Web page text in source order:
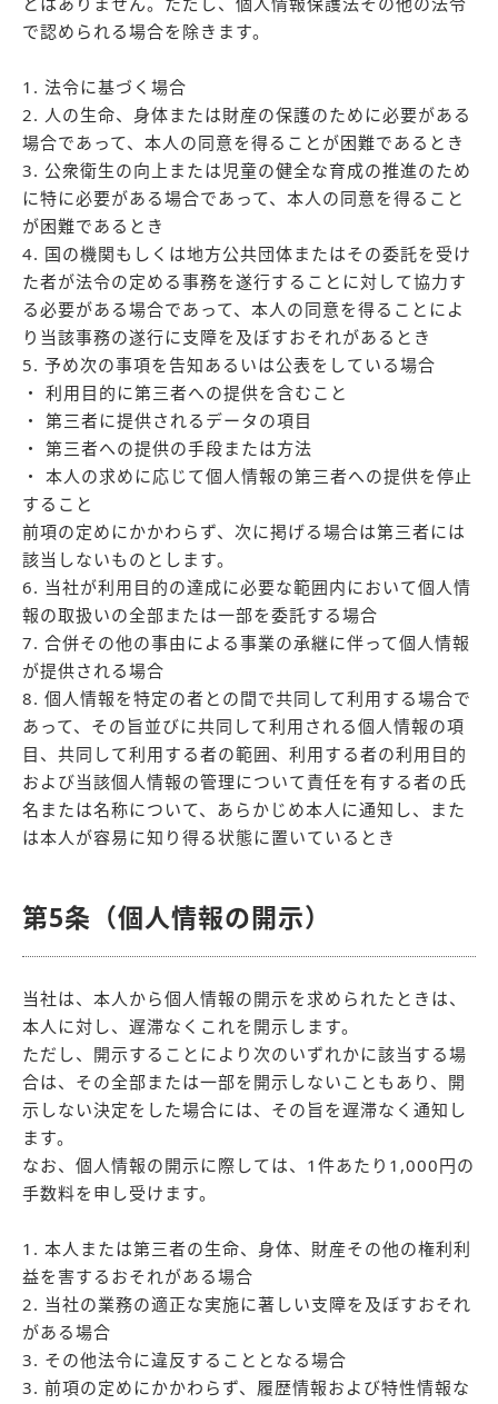
で認められる場合を除きます。
1. 法令に基づく場合
2. 人の生命、身体または財産の保護のために必要がある
場合であって、本人の同意を得ることが困難であるとき
3. 公衆衛生の向上または児童の健全な育成の推進のため
に特に必要がある場合であって、本人の同意を得ること
が困難であるとき
4. 国の機関もしくは地方公共団体またはその委託を受け
た者が法令の定める事務を遂行することに対して協力す
る必要がある場合であって、本人の同意を得ることによ
り当該事務の遂行に支障を及ぼすおそれがあるとき
5. 予め次の事項を告知あるいは公表をしている場合
・ 利用目的に第三者への提供を含むこと
・ 第三者に提供されるデータの項目
・ 第三者への提供の手段または方法
・ 本人の求めに応じて個人情報の第三者への提供を停止
すること
前項の定めにかかわらず、次に掲げる場合は第三者には
該当しないものとします。
6. 当社が利用目的の達成に必要な範囲内において個人情
報の取扱いの全部または一部を委託する場合
7. 合併その他の事由による事業の承継に伴って個人情報
が提供される場合
8. 個人情報を特定の者との間で共同して利用する場合で
あって、その旨並びに共同して利用される個人情報の項
目、共同して利用する者の範囲、利用する者の利用目的
および当該個人情報の管理について責任を有する者の氏
名または名称について、あらかじめ本人に通知し、また
は本人が容易に知り得る状態に置いているとき
第5条（個人情報の開示）
当社は、本人から個人情報の開示を求められたときは、
本人に対し、遅滞なくこれを開示します。
ただし、開示することにより次のいずれかに該当する場
合は、その全部または一部を開示しないこともあり、開
示しない決定をした場合には、その旨を遅滞なく通知し
ます。
なお、個人情報の開示に際しては、1件あたり1,000円の
手数料を申し受けます。
1. 本人または第三者の生命、身体、財産その他の権利利
益を害するおそれがある場合
2. 当社の業務の適正な実施に著しい支障を及ぼすおそれ
がある場合
3. その他法令に違反することとなる場合
3. 前項の定めにかかわらず、履歴情報および特性情報な